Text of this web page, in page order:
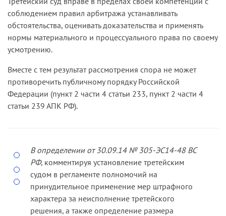
соблюдением правил арбитража устанавливать
обстоятельства, оценивать доказательства и применять
нормы материального и процессуального права по своему
усмотрению.
Вместе с тем результат рассмотрения спора не может
противоречить публичному порядку Российской
Федерации (пункт 2 части 4 статьи 233, пункт 2 части 4
статьи 239 АПК РФ).
В определении от 30.09.14 № 305-ЭС14-48 ВС
РФ, комментируя установление третейским
судом в регламенте полномочий на
принудительное применение мер штрафного
характера за неисполнение третейского
решения, а также определение размера